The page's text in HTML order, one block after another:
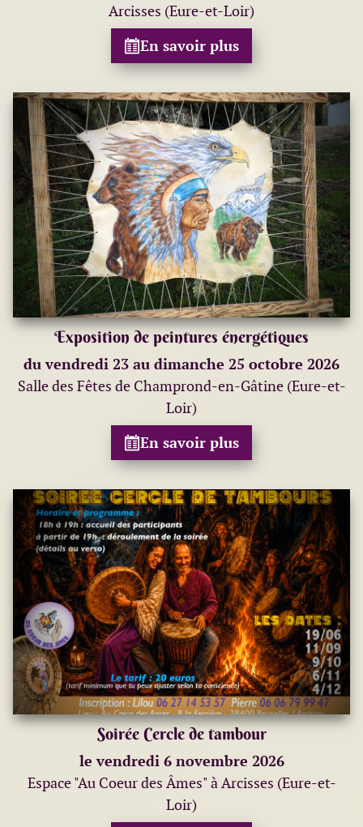
Arcisses (Eure-et-Loir)
En savoir plus
Exposition de peintures énergétiques
du vendredi 23 au dimanche 25 octobre 2026
Salle des Fêtes de Champrond-en-Gâtine (Eure-et-
Loir)
En savoir plus
Soirée Cercle de tambour
le vendredi 6 novembre 2026
Espace "Au Coeur des Âmes" à Arcisses (Eure-et-
Loir)